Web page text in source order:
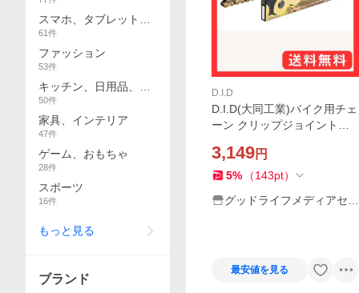
D.I.D
D.I.D(大同工業)バイク用チェ
ーン クリップジョイント付
ド&ブラック) 二輪 オートバ
イ用
3,149円
5% （143pt）
グッドライフメディアセン
最安値を見る
スマホ、タブレット、
パソコン
61件
ファッション
53件
キッチン、日用品、文
具
50件
家具、インテリア
47件
ゲーム、おもちゃ
28件
スポーツ
16件
もっと見る
ブランド